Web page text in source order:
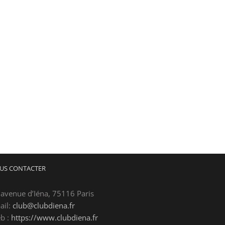
CONTACTER
d’Iéna, 75116 Paris
club@clubdiena.fr
: https://www.clubdiena.fr